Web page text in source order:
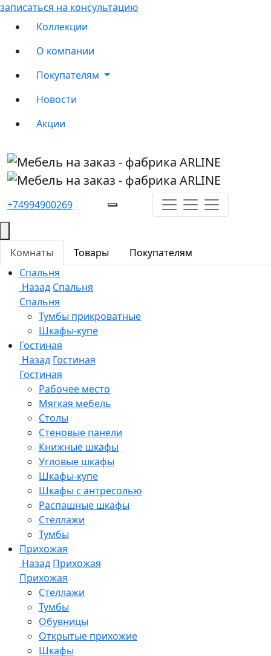
записаться на консультацию
Коллекции
О компании
Покупателям
Новости
Акции
+74994900269